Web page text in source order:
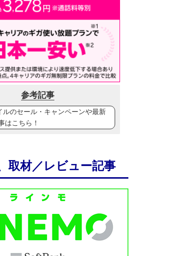
参考記事
ルのセール・キャンペーンや最新
はこちら！
取材／レビュー記事